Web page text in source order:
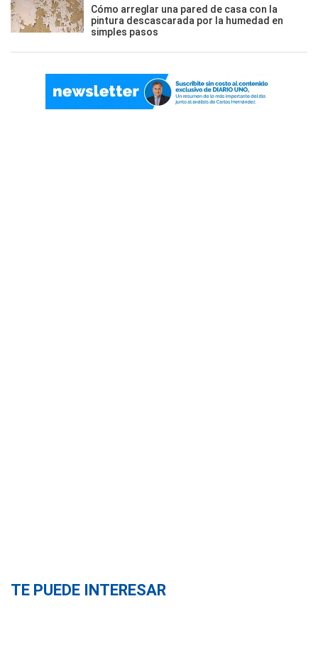
Cómo arreglar una pared de casa con la
pintura descascarada por la humedad en
simples pasos
TE PUEDE INTERESAR